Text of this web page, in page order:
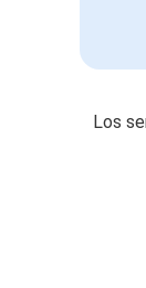
Los